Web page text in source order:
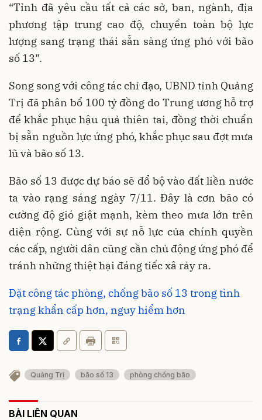
“Tỉnh đã yêu cầu tất cả các sở, ban, ngành, địa
phương tập trung cao độ, chuyển toàn bộ lực
lượng sang trạng thái sẵn sàng ứng phó với bão
số 13”.
Song song với công tác chỉ đạo, UBND tỉnh Quảng
Trị đã phân bổ 100 tỷ đồng do Trung ương hỗ trợ
để khắc phục hậu quả thiên tai, đồng thời chuẩn
bị sẵn nguồn lực ứng phó, khắc phục sau đợt mưa
lũ và bão số 13.
Bão số 13 được dự báo sẽ đổ bộ vào đất liền nước
ta vào rạng sáng ngày 7/11. Đây là cơn bão có
cường độ gió giật mạnh, kèm theo mưa lớn trên
diện rộng. Cùng với sự nỗ lực của chính quyền
các cấp, người dân cũng cần chủ động ứng phó để
tránh những thiệt hại đáng tiếc xâ rảy ra.
Đặt công tác phòng, chống bão số 13 trong tình
trạng khẩn cấp hơn, nguy hiểm hơn
Quảng Trị bão số 13 phòng chống bão
BÀI LIÊN QUAN